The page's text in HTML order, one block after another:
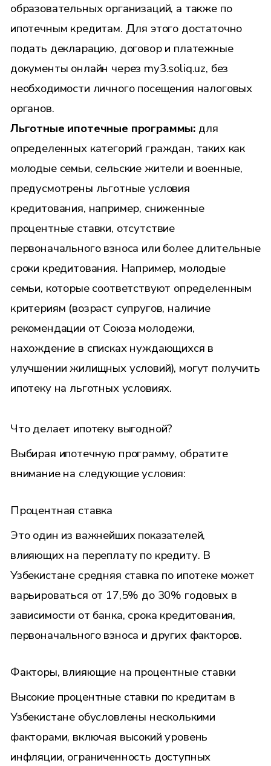
образовательных организаций, а также по
ипотечным кредитам. Для этого достаточно
подать декларацию, договор и платежные
документы онлайн через my3.soliq.uz, без
необходимости личного посещения налоговых
органов.
Льготные ипотечные программы: для
определенных категорий граждан, таких как
молодые семьи, сельские жители и военные,
предусмотрены льготные условия
кредитования, например, сниженные
процентные ставки, отсутствие
первоначального взноса или более длительные
сроки кредитования. Например, молодые
семьи, которые соответствуют определенным
критериям (возраст супругов, наличие
рекомендации от Союза молодежи,
нахождение в списках нуждающихся в
улучшении жилищных условий), могут получить
ипотеку на льготных условиях.
Что делает ипотеку выгодной?
Выбирая ипотечную программу, обратите
внимание на следующие условия:
Процентная ставка
Это один из важнейших показателей,
влияющих на переплату по кредиту. В
Узбекистане средняя ставка по ипотеке может
варьироваться от 17,5% до 30% годовых в
зависимости от банка, срока кредитования,
первоначального взноса и других факторов.
Факторы, влияющие на процентные ставки
Высокие процентные ставки по кредитам в
Узбекистане обусловлены несколькими
факторами, включая высокий уровень
инфляции, ограниченность доступных